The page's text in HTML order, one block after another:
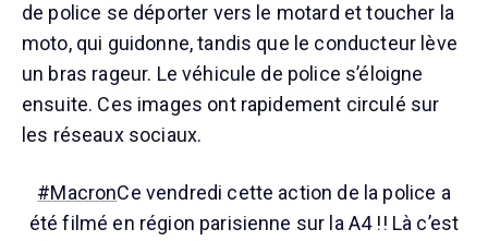
de police se déporter vers le motard et toucher la
moto, qui guidonne, tandis que le conducteur lève
un bras rageur. Le véhicule de police s’éloigne
ensuite. Ces images ont rapidement circulé sur
les réseaux sociaux.
#MacronCe vendredi cette action de la police a
été filmé en région parisienne sur la A4 !! Là c’est